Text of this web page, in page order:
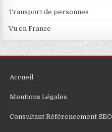
Transport de personnes
Vu en France
Accueil
Mentions Légales
Consultant Référencement SEO